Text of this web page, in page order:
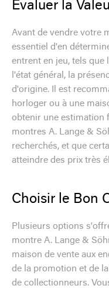
Évaluer la
Avant de vendre votre
essentiel d'en
entrent en jeu, tels que
l'état général, la
d'origine. Il est
horloger ou à une
obtenir une estimation
montres A. Lange &
recherchés, et que
atteindre des prix très
Choisir le Bon
Plusieurs options
montre A. Lange &
maison de vente aux
de la promotion et de
de collectionneurs.